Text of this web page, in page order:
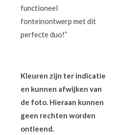
functioneel
fonteinontwerp met dit
perfecte duo!”
Kleuren zijn ter indicatie
en kunnen afwijken van
de foto. Hieraan kunnen
geen rechten worden
ontleend.